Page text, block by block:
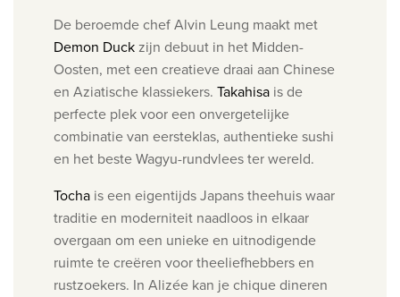
De beroemde chef Alvin Leung maakt met
Demon Duckzijn debuut in het Midden-
Oosten, met een creatieve draai aan Chinese
en Aziatische klassiekers. Takahisa is de
perfecte plek voor een onvergetelijke
combinatie van eersteklas, authentieke sushi
en het beste Wagyu-rundvlees ter wereld.
Tocha is een eigentijds Japans theehuis waar
traditie en moderniteit naadloos in elkaar
overgaan om een unieke en uitnodigende
ruimte te creëren voor theeliefhebbers en
rustzoekers. In Alizée kan je chique dineren